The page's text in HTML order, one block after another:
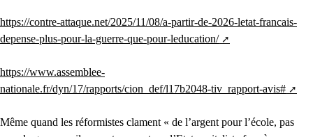
https://contre-attaque.net/2025/11/08/a-partir-de-2026-letat-francais-
depense-plus-pour-la-guerre-que-pour-leducation/
https://www.assemblee-
nationale.fr/dyn/17/rapports/cion_def/l17b2048-tiv_rapport-avis#
Même quand les réformistes clament « de l’argent pour l’école, pas